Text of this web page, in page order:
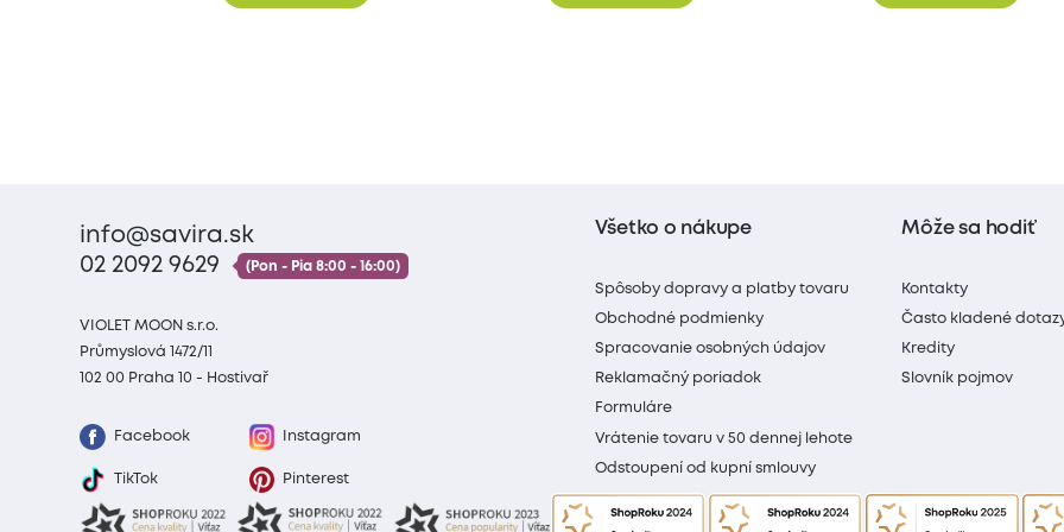
info@savira.sk
02 2092 9629
(Pon - Pia 8:00 - 16:00)
VIOLET MOON s.r.o.
Průmyslová 1472/11
102 00 Praha 10 - Hostivař
Facebook Instagram
TikTok Pinterest
Všetko o nákupe
Spôsoby dopravy a platby tovaru
Obchodné podmienky
Spracovanie osobných údajov
Reklamačný poriadok
Formuláre
Vrátenie tovaru v 50 dennej lehote
Odstoupení od kupní smlouvy
Môže sa hodiť
Kontakty
Často kladené
Kredity
Slovník pojmov